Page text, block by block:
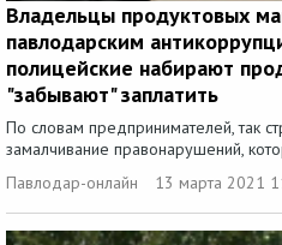
Владельцы продуктовых
павлодарским
полицейские набирают
"забывают" заплатить
По словам предпринимателей, так
замалчивание правонарушений,
Павлодар-онлайн
13 марта 2021